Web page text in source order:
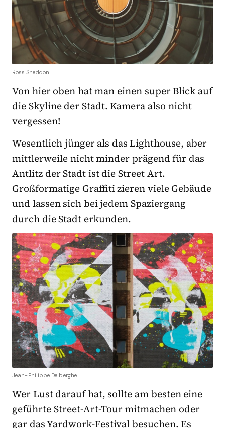
Ross Sneddon
Von hier oben hat man einen super Blick auf
die Skyline der Stadt. Kamera also nicht
vergessen!
Wesentlich jünger als das Lighthouse, aber
mittlerweile nicht minder prägend für das
Antlitz der Stadt ist die Street Art.
Großformatige Graffiti zieren viele Gebäude
und lassen sich bei jedem Spaziergang
durch die Stadt erkunden.
Jean-Philippe Delberghe
Wer Lust darauf hat, sollte am besten eine
geführte Street-Art-Tour mitmachen oder
gar das Yardwork-Festival besuchen. Es